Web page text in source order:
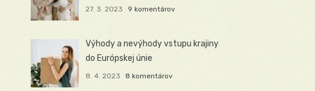
27. 3. 2023 9 komentárov
Výhody a nevýhody vstupu krajiny
do Európskej únie
8. 4. 2023 8 komentárov